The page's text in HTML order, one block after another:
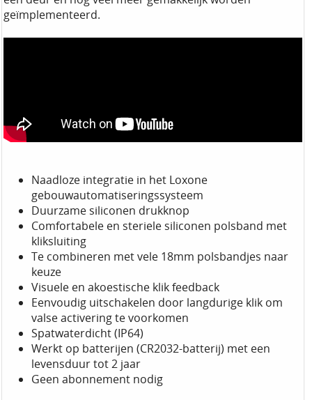
geïmplementeerd.
Naadloze integratie in het Loxone
gebouwautomatiseringssysteem
Duurzame siliconen drukknop
Comfortabele en steriele siliconen polsband met
kliksluiting
Te combineren met vele 18mm polsbandjes naar
keuze
Visuele en akoestische klik feedback
Eenvoudig uitschakelen door langdurige klik om
valse activering te voorkomen
Spatwaterdicht (IP64)
Werkt op batterijen (CR2032-batterij) met een
levensduur tot 2 jaar
Geen abonnement nodig